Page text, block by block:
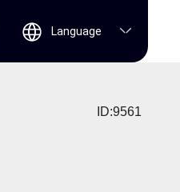
Language
ID:9561